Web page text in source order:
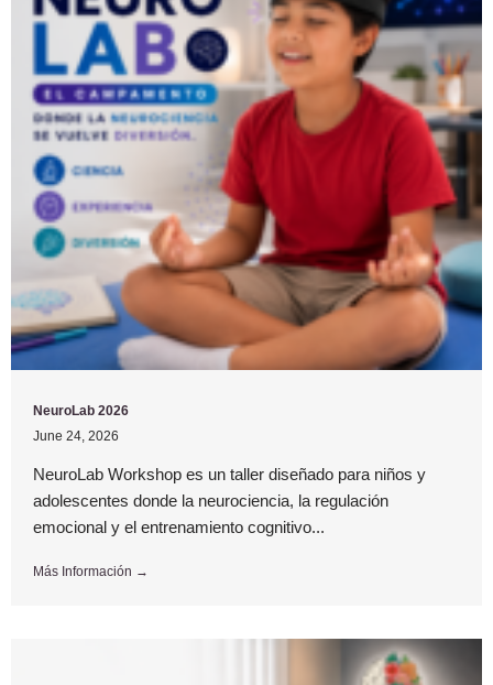
NeuroLab 2026
June 24, 2026
NeuroLab Workshop es un taller diseñado para niños y
adolescentes donde la neurociencia, la regulación
emocional y el entrenamiento cognitivo...
Más Información →